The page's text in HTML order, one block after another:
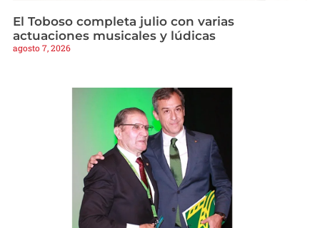
El Toboso completa julio con varias
actuaciones musicales y lúdicas
agosto 7, 2026